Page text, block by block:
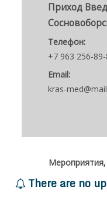
Приход
Телефон:
+7 963 256-
Email:
kras-
There are no